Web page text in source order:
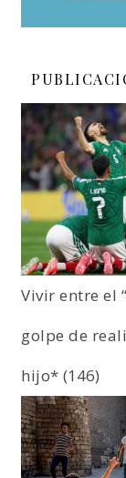
Vivir entre el
golpe de
hijo* (146)